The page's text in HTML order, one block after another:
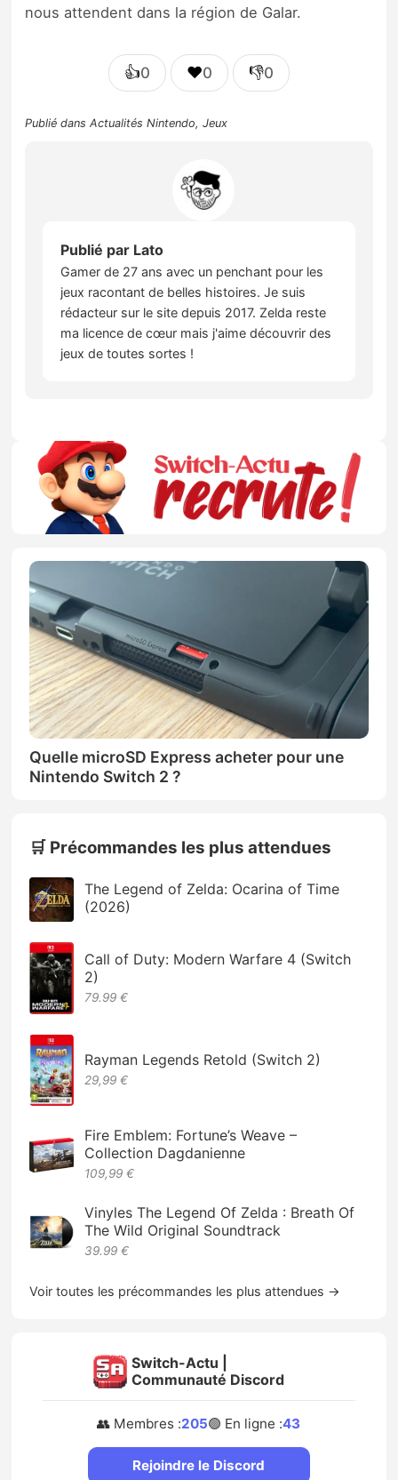
nous attendent dans la région de Galar.
👍0 ❤️0 👎0
Publié dansActualités Nintendo,Jeux
Publié par Lato
Gamer de 27 ans avec un penchant pour les
jeux racontant de belles histoires. Je suis
rédacteur sur le site depuis 2017. Zelda reste
ma licence de cœur mais j'aime découvrir des
jeux de toutes sortes !
Quelle microSD Express acheter pour une
Nintendo Switch 2 ?
🛒 Précommandes les plus attendues
The Legend of Zelda: Ocarina of Time
(2026)
Call of Duty: Modern Warfare 4 (Switch
2)
79.99 €
Rayman Legends Retold (Switch 2)
29,99 €
Fire Emblem: Fortune’s Weave –
Collection Dagdanienne
109,99 €
Vinyles The Legend Of Zelda : Breath Of
The Wild Original Soundtrack
39.99 €
Voir toutes les précommandes les plus attendues →
Switch-Actu |
Communauté Discord
👥 Membres :205🟢 En ligne :43
Rejoindre le Discord